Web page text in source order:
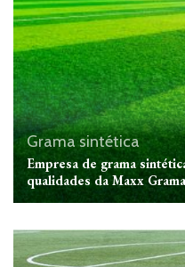
Grama sintética
Empresa de grama
qualidades da Maxx